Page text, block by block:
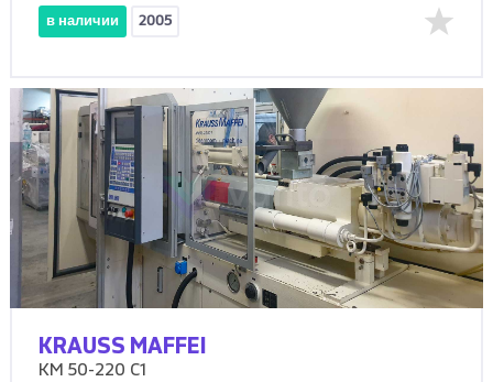
в наличии 2005
KRAUSS MAFFEI
KM 50-220 C1